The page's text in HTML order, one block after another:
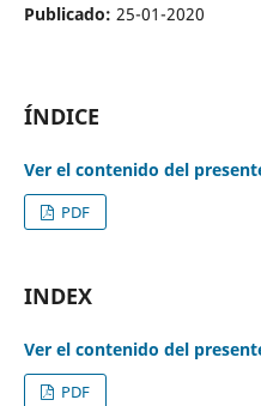
Publicado: 25-01-2020
ÍNDICE
Ver el contenido del
PDF
INDEX
Ver el contenido del
PDF